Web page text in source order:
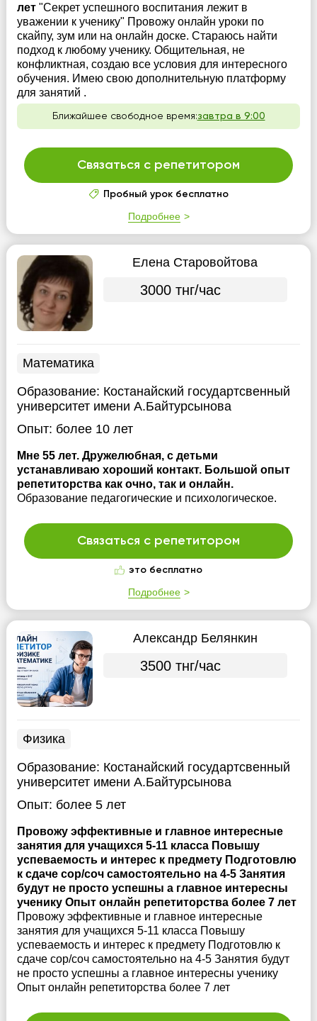
лет "Секрет успешного воспитания лежит в
уважении к ученику" Провожу онлайн уроки по
скайпу, зум или на онлайн доске. Стараюсь найти
подход к любому ученику. Общительная, не
конфликтная, создаю все условия для интересного
обучения. Имею свою дополнительную платформу
для занятий .
Ближайшее свободное время:завтра в 9:00
Связаться с репетитором
Пробный урок бесплатно
Подробнее
Елена Старовойтова
3000 тнг/час
Математика
Образование: Костанайский государтсвенный
университет имени А.Байтурсынова
Опыт: более 10 лет
Мне 55 лет. Дружелюбная, с детьми
устанавливаю хороший контакт. Большой опыт
репетиторства как очно, так и онлайн.
Образование педагогические и психологическое.
Связаться с репетитором
это бесплатно
Подробнее
Александр Белянкин
3500 тнг/час
Физика
Образование: Костанайский государтсвенный
университет имени А.Байтурсынова
Опыт: более 5 лет
Провожу эффективные и главное интересные
занятия для учащихся 5-11 класса Повышу
успеваемость и интерес к предмету Подготовлю
к сдаче сор/соч самостоятельно на 4-5 Занятия
будут не просто успешны а главное интересны
ученику Опыт онлайн репетиторства более 7 лет
Провожу эффективные и главное интересные
занятия для учащихся 5-11 класса Повышу
успеваемость и интерес к предмету Подготовлю к
сдаче сор/соч самостоятельно на 4-5 Занятия будут
не просто успешны а главное интересны ученику
Опыт онлайн репетиторства более 7 лет